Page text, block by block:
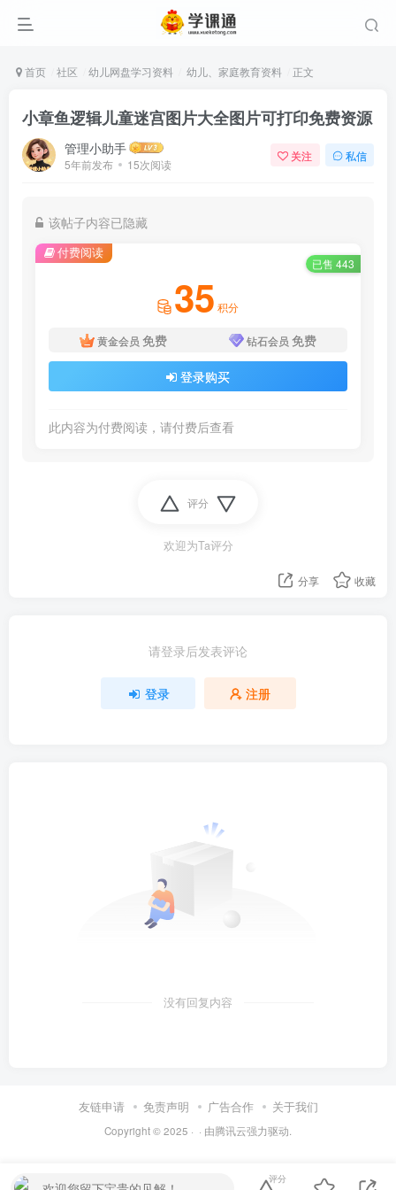
首页 社区 幼儿网盘学习资料 幼儿、家庭教育资料 正文
小章鱼逻辑儿童迷宫图片大全图片可打印免费资源
管理小助手
5年前发布 15次阅读
关注 私信
该帖子内容已隐藏
付费阅读
已售 443
35 积分
黄金会员 免费 钻石会员 免费
登录购买
此内容为付费阅读，请付费后查看
评分
欢迎为Ta评分
分享 收藏
请登录后发表评论
登录 注册
没有回复内容
友链申请 免责声明 广告合作 关于我们
Copyright © 2025 · · 由腾讯云强力驱动.
评分